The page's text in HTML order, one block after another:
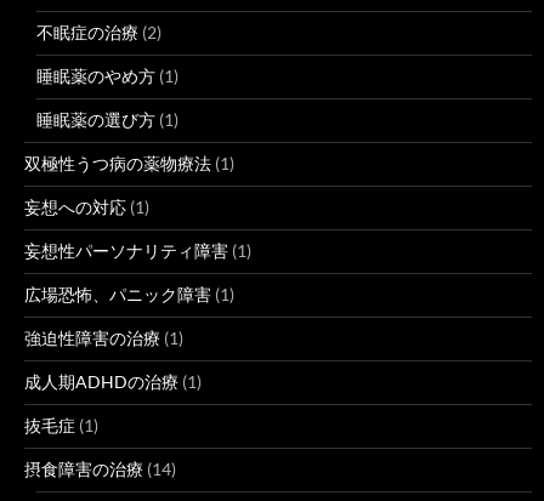
不眠症の治療 (2)
睡眠薬のやめ方 (1)
睡眠薬の選び方 (1)
双極性うつ病の薬物療法 (1)
妄想への対応 (1)
妄想性パーソナリティ障害 (1)
広場恐怖、パニック障害 (1)
強迫性障害の治療 (1)
成人期ADHDの治療 (1)
抜毛症 (1)
摂食障害の治療 (14)